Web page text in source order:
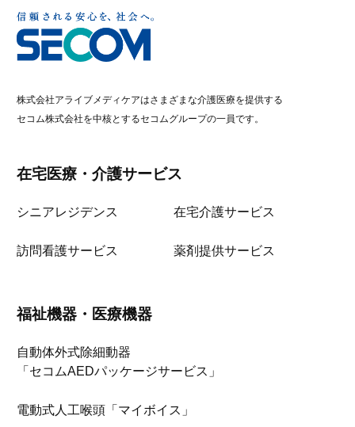
株式会社アライブメディケアはさまざまな介護医療を提供する
セコム株式会社を中核とするセコムグループの一員です。
在宅医療・介護サービス
シニアレジデンス 在宅介護サービス
訪問看護サービス 薬剤提供サービス
福祉機器・医療機器
自動体外式除細動器
「セコムAEDパッケージサービス」
電動式人工喉頭「マイボイス」